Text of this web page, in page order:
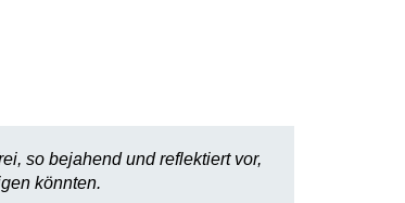
so bejahend und reflektiert vor,
könnten.